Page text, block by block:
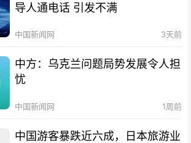
导人通电话 引发不满
中国新闻网 3天前
中方：乌克兰问题局势发展令人担
忧
中国新闻网 1周前
中国游客暴跌近六成，日本旅游业